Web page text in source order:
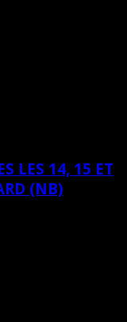
LES 14, 15 ET
(NB)